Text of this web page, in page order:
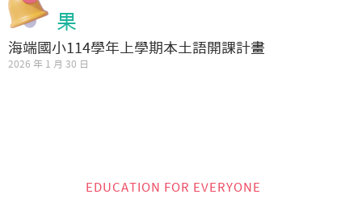
果
海端國小114學年上學期本土語開課計畫
2026 年 1 月 30 日
EDUCATION FOR EVERYONE